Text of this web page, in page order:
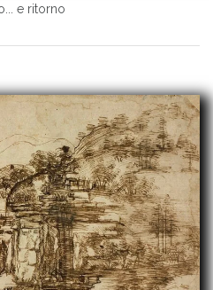
e ritorno